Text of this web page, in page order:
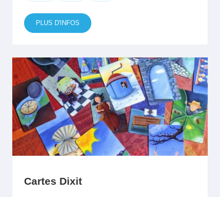
PLUS D'INFOS
Cartes Dixit